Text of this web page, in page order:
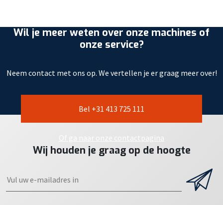
Wil je meer weten over onze machines of
onze service?
Neem contact met ons op. We vertellen je er graag meer over!
Bel +31 413 725 111
Of ga naar onze contactpagina
Wij houden je graag op de hoogte